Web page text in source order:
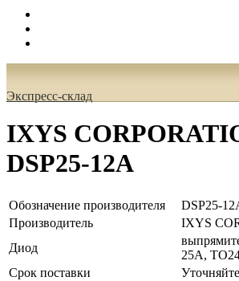
Экспресс-склад
IXYS
DSP25-12A
Обозначение производителя
DSP25-
Производитель
IXYS
Диод
25А,
Срок поставки
Уточняйте